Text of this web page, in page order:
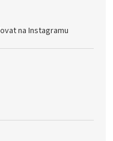
na Instagramu